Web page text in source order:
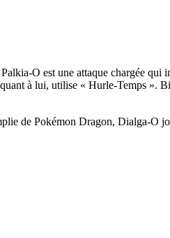
O est une attaque chargée qui
à lui, utilise « Hurle-Temps ».
de Pokémon Dragon, Dialga-O